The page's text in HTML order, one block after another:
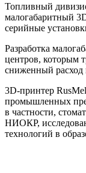
Топливный
малогабаритный
серийные
Разработка
центров, которым
сниженный расход
3D-принтер
промышленных
в частности,
НИОКР,
технологий в